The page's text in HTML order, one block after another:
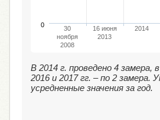
30
ноября
2008
16 июня
2013
2014
0
В 2014 г. проведено 4 замера,
2016 и 2017 гг. – по 2 замера.
усредненные значения за год.